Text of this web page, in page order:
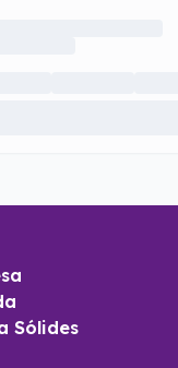
Sólides